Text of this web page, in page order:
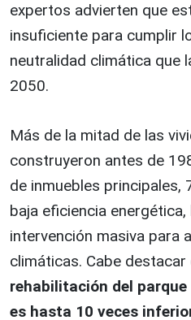
expertos advierten que
insuficiente para cumplir
neutralidad climática que
2050.
Más de la mitad de las
construyeron antes de
de inmuebles principales,
baja eficiencia
intervención masiva para
climáticas. Cabe destacar
rehabilitación del
es hasta 10 veces